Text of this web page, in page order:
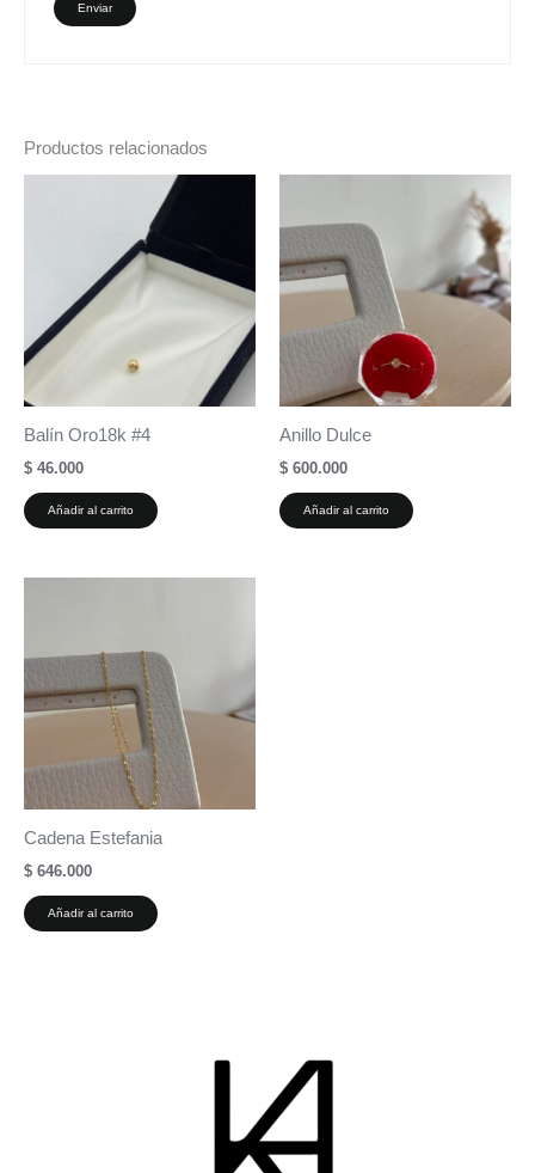
Productos relacionados
Balín Oro18k #4
$ 46.000
Añadir al carrito
Anillo Dulce
$ 600.000
Añadir al carrito
Cadena Estefania
$ 646.000
Añadir al carrito